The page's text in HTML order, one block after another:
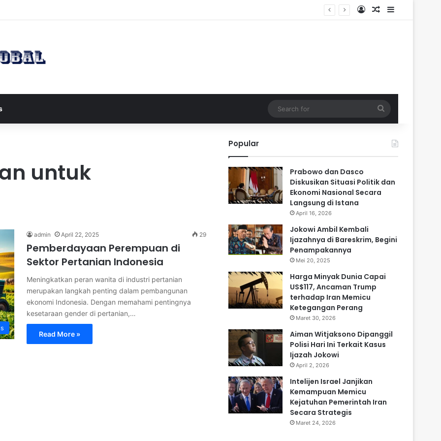
Log InRandom Article
Sidebar
for
untuk
admin April 22, 2025 29
Pemberdayaan Perempuan di
Sektor Pertanian Indonesia
Meningkatkan peran wanita di industri pertanian
merupakan langkah penting dalam pembangunan
ekonomi Indonesia. Dengan memahami pentingnya
kesetaraan gender di pertanian,…
Read More »
Popular
Prabowo dan Dasco
Diskusikan Situasi Politik dan
Ekonomi Nasional Secara
Langsung di Istana
April 16, 2026
Jokowi Ambil Kembali
Ijazahnya di Bareskrim, Begini
Penampakannya
Mei 20, 2025
Harga Minyak Dunia Capai
US$117, Ancaman Trump
terhadap Iran Memicu
Ketegangan Perang
Maret 30, 2026
Aiman Witjaksono Dipanggil
Polisi Hari Ini Terkait Kasus
Ijazah Jokowi
April 2, 2026
Intelijen Israel Janjikan
Kemampuan Memicu
Kejatuhan Pemerintah Iran
Secara Strategis
Maret 24, 2026